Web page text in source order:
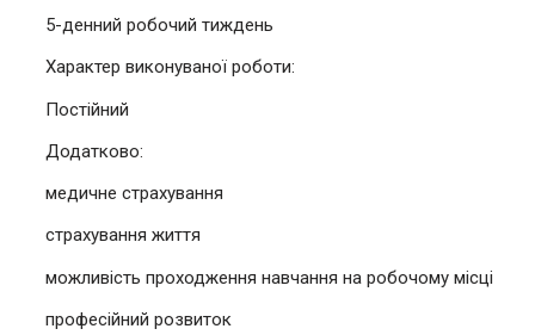
5-денний робочий тиждень
Характер виконуваної роботи:
Постійний
Додатково:
медичне страхування
страхування життя
можливість проходження навчання на робочому місці
професійний розвиток